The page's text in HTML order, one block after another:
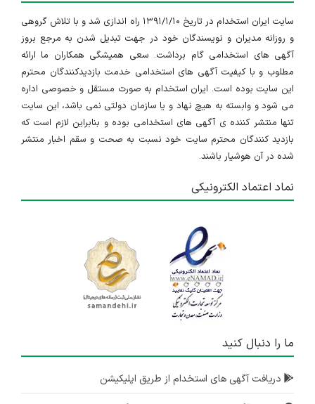
سایت ایران استخدام در تاریخ ۱۳۹۱/۱/۱۰ راه اندازی شد و با تلاش گروهی
و روزانه مدیران و نویسندگان خود در جهت تبدیل شدن به مرجع بروز
آگهی های استخدامی گام برداشت. سعی همیشگی همکاران ما ارائه
مطلوب و با کیفیت آگهی های استخدامی خدمت بازدیدکنندگان محترم
این سایت بوده است. ایران استخدام به صورت مستقل و خصوصی اداره
می شود و وابسته به هیچ نهاد و یا سازمان دولتی نمی باشد، این سایت
تنها منتشر کننده ی آگهی های استخدامی بوده و بنابراین لازم است که
بازدید کنندگان محترم سایت خود نسبت به صحت و سقم اخبار منتشر
شده در آن هوشیار باشند.
نماد اعتماد الکترونیکی
ما را دنبال کنید
دریافت آگهی های استخدام از طریق اپلیکیشن